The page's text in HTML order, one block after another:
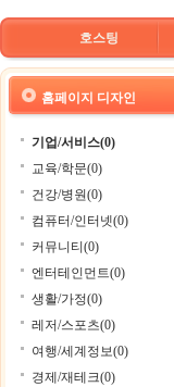
호스팅
홈페이지 디자인
기업/서비스(0)
교육/학문(0)
건강/병원(0)
컴퓨터/인터넷(0)
커뮤니티(0)
엔터테인먼트(0)
생활/가정(0)
레저/스포츠(0)
여행/세계정보(0)
경제/재테크(0)